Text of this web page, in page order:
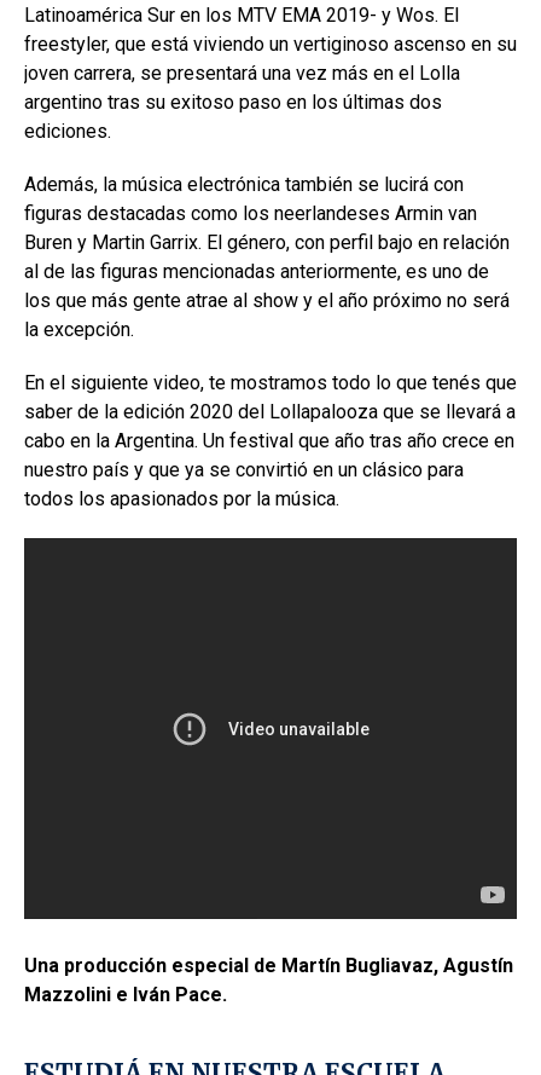
Latinoamérica Sur en los MTV EMA 2019- y Wos. El
freestyler, que está viviendo un vertiginoso ascenso en su
joven carrera, se presentará una vez más en el Lolla
argentino tras su exitoso paso en los últimas dos
ediciones.
Además, la música electrónica también se lucirá con
figuras destacadas como los neerlandeses Armin van
Buren y Martin Garrix. El género, con perfil bajo en relación
al de las figuras mencionadas anteriormente, es uno de
los que más gente atrae al show y el año próximo no será
la excepción.
En el siguiente video, te mostramos todo lo que tenés que
saber de la edición 2020 del Lollapalooza que se llevará a
cabo en la Argentina. Un festival que año tras año crece en
nuestro país y que ya se convirtió en un clásico para
todos los apasionados por la música.
Una producción especial de Martín Bugliavaz, Agustín
Mazzolini e Iván Pace.